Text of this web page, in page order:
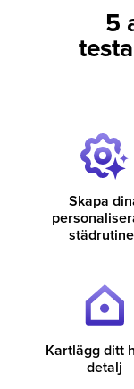
5
Skapa
Kartlägg ditt
detalj